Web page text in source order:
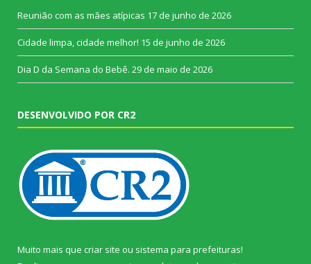
Reunião com as mães atípicas 17 de junho de 2026
Cidade limpa, cidade melhor! 15 de junho de 2026
Dia D da Semana do Bebê. 29 de maio de 2026
DESENVOLVIDO POR CR2
Muito mais que criar site ou sistema para prefeituras!